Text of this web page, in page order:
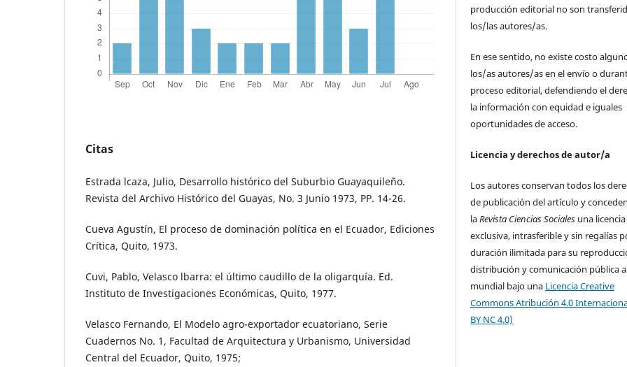
Citas
Estrada lcaza, Julio, Desarrollo histórico del Suburbio Guayaquileño.
Revista del Archivo Histórico del Guayas, No. 3 Junio 1973, PP. 14-26.
Cueva Agustín, El proceso de dominación política en el Ecuador, Ediciones
Crítica, Quito, 1973.
Cuvi, Pablo, Velasco lbarra: el último caudillo de la oligarquía. Ed.
Instituto de Investigaciones Económicas, Quito, 1977.
Velasco Fernando, El Modelo agro-exportador ecuatoriano, Serie
Cuadernos No. 1, Facultad de Arquitectura y Urbanismo, Universidad
Central del Ecuador, Quito, 1975;
producción editorial no son
los/las autores/as.
En ese sentido, no existe costo
los/as autores/as en el envío o
proceso editorial, defendiendo el
la información con equidad e iguales
oportunidades de acceso.
Licencia y derechos de autor/a
Los autores conservan todos los
de publicación del artículo y
laRevista Ciencias Sociales una
exclusiva, intrasferible y sin regalías
duración ilimitada para su
distribución y comunicación pública
mundial bajo una Licencia Creative
Commons Atribución 4.0
BY NC 4.0)